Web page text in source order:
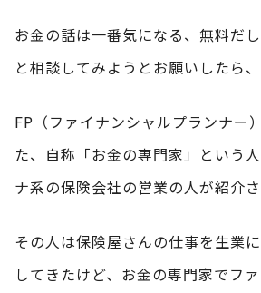
お金の話は一番気になる、無料だ
と相談してみようとお願いしたら、
FP（ファイナンシャルプランナー
た、自称「お金の専門家」という
ナ系の保険会社の営業の人が紹介さ
その人は保険屋さんの仕事を生業
してきたけど、お金の専門家でフ